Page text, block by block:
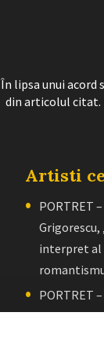
În lipsa unui acord
din articolul citat.
Artisti
PORTRET
Grigorescu,
interpret al
PORTRET
Luchian,